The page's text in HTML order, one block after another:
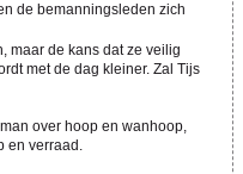
de bemanningsleden zich
maar de kans dat ze veilig
met de dag kleiner. Zal Tijs
over hoop en wanhoop,
en verraad.